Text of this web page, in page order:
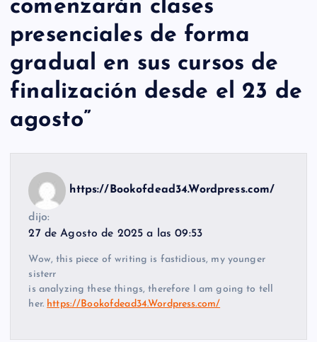
comenzarán clases
presenciales de forma
gradual en sus cursos de
finalización desde el 23 de
agosto”
https://Bookofdead34.Wordpress.com/
dijo:
27 de Agosto de 2025 a las 09:53
Wow, this piece of writing is fastidious, my younger
sisterr
is analyzing these things, therefore I am going to tell
her. https://Bookofdead34.Wordpress.com/